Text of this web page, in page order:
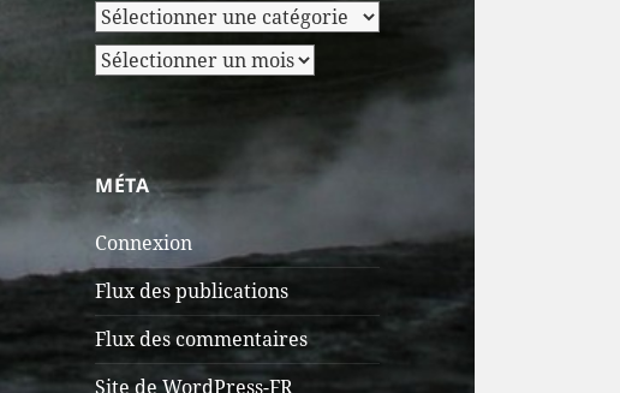
Catégories
/
Archives
Archives
MÉTA
Connexion
Flux des publications
Flux des commentaires
Site de WordPress-FR